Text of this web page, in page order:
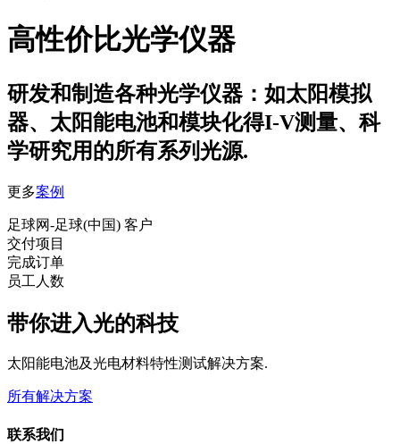
高性价比光学仪器
研发和制造各种光学仪器：如太阳模拟
器、太阳能电池和模块化得I-V测量、科
学研究用的所有系列光源.
更多案例
足球网-足球(中国) 客户
交付项目
完成订单
员工人数
带你进入光的科技
太阳能电池及光电材料特性测试解决方案.
所有解决方案
联系我们